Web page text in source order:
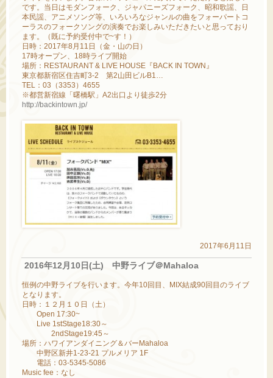
です。当日はモダンフォーク、ジャパニーズフォーク、昭和歌謡、日
本民謡、アニメソング等、いろいろなジャンルの曲をフォーパートコ
ーラスのフォークソングの演奏でお楽しみいただきたいと思っており
ます。（既に予約受付中で~す！）
日時：2017年8月11日（金・山の日）
17時オープン、18時ライブ開始
場所：RESTAURANT & LIVE HOUSE『BACK IN TOWN』
東京都新宿区住吉町3-2 第2山田ビルB1…
TEL：03（3353）4655
※都営新宿線「曙橋駅」A2出口より徒歩2分
http://backintown.jp/
2017年6月11日
2016年12月10日(土) 中野ライブ＠Mahaloa
恒例の中野ライブを行います。今年10回目、MIX結成90回目のライブ
となります。
日時：１２月１０日（土）
Open 17:30~
Live 1stStage18:30～
2ndStage19:45～
場所：ハワイアンダイニング＆バーMahaloa
中野区新井1-23-21 プルメリア 1F
電話：03-5345-5086
Music fee：なし